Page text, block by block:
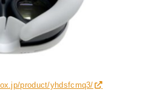
product/yhdsfcmq3/